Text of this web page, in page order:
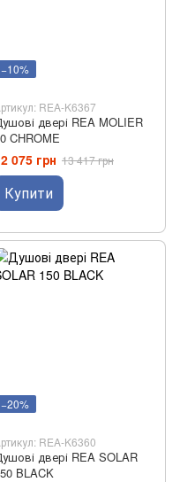
−10%
REA-K6367
двері REA MOLIER
CHROME
075 грн 13 417 грн
Купити
−20%
REA-K6360
двері REA SOLAR
BLACK